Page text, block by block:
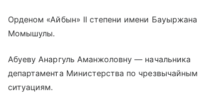
Орденом «Айбын» II степени имени Бауыржана
Момышулы.
Абуеву Анаргуль Аманжоловну — начальника
департамента Министерства по чрезвычайным
ситуациям.